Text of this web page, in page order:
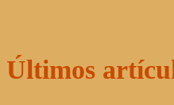
Últimos